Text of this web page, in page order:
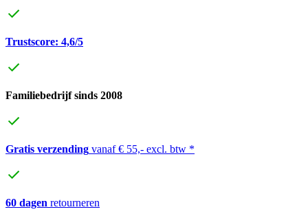
Trustscore: 4,6/5
Familiebedrijf sinds 2008
Gratis verzending vanaf € 55,- excl. btw *
60 dagen retourneren